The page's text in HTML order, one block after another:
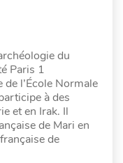
du
Paris 1
l’École Normale
à des
et en Irak. Il
de Mari en
de